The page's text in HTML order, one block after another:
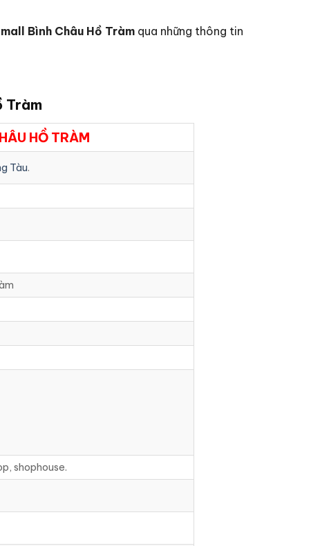
Bình Châu Hồ Tràm qua những thông tin
Tràm
HỒ TRÀM
Tàu.
shophouse.